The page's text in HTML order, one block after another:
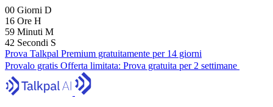
00 Giorni D
16 Ore H
59 Minuti M
41 Secondi S
Prova Talkpal Premium gratuitamente per 14 giorni
Provalo gratis Offerta limitata: Prova gratuita per 2 settimane